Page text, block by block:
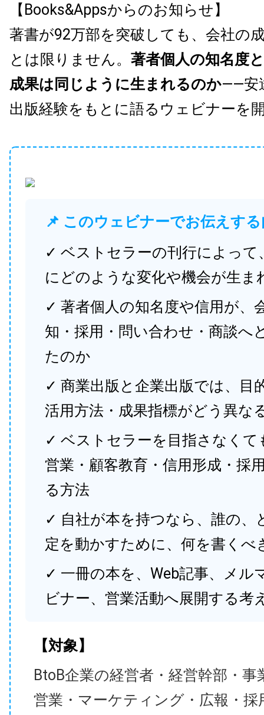
【Books&Appsからのお知らせ】
著書が92万部を突破しても、会社の
とは限りません。 著者個人の知名度
成果は同じように生まれるのか——安
出版経験をもとに語るウェビナーを
📌 このウェビナーでお伝えす
✓ ベストセラーの刊行によって
にどのような変化や機会が生ま
✓ 著者個人の知名度や信用が、
知・採用・問い合わせ・商談へ
たのか
✓ 商業出版と企業出版では、目
活用方法・成果指標がどう異な
✓ ベストセラーを目指さなくて
営業・顧客教育・信用形成・採
る方法
✓ 自社が本を持つなら、誰の、
定を動かすために、何を書くべ
✓ 一冊の本を、Web記事、メル
ビナー、営業活動へ展開する考
【対象】
BtoB企業の経営者・経営幹部・事
営業・マーケティング・広報・採